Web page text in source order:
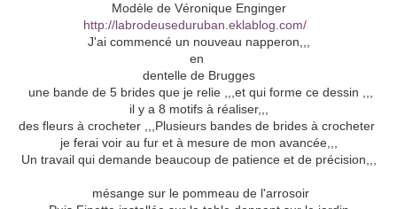
Modèle de Véronique Enginger
http://labrodeuseduruban.eklablog.com/
J'ai commencé un nouveau napperon,,,
en
dentelle de Brugges
une bande de 5 brides que je relie ,,,et qui forme ce dessin ,,,
il y a 8 motifs à réaliser,,,
des fleurs à crocheter ,,,Plusieurs bandes de brides à crocheter
je ferai voir au fur et à mesure de mon avancée,,,
Un travail qui demande beaucoup de patience et de précision,,,
mésange sur le pommeau de l'arrosoir